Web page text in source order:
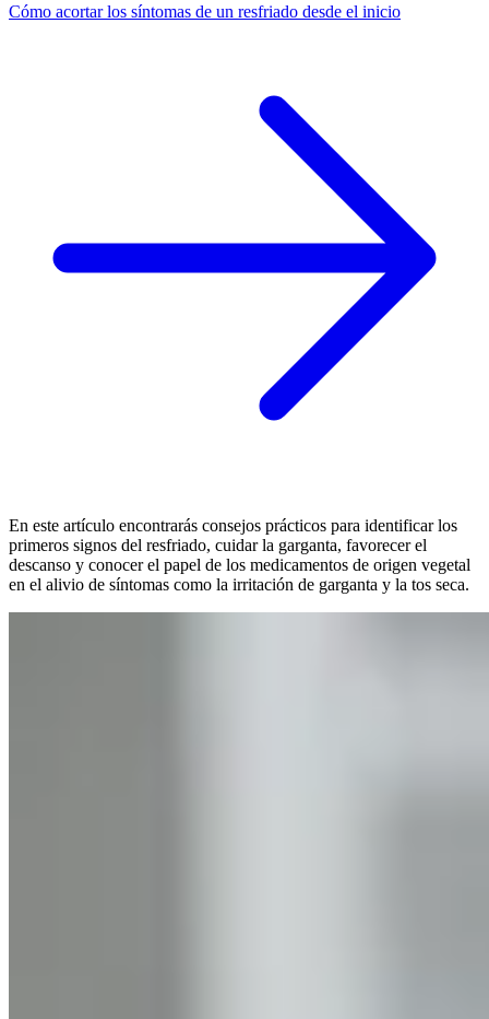
Cómo acortar los síntomas de un resfriado desde el inicio
En este artículo encontrarás consejos prácticos para identificar los
primeros signos del resfriado, cuidar la garganta, favorecer el
descanso y conocer el papel de los medicamentos de origen vegetal
en el alivio de síntomas como la irritación de garganta y la tos seca.